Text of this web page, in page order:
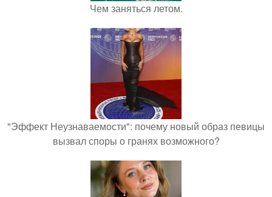
Чем заняться летом.
"Эффект Неузнаваемости": почему новый образ певицы
вызвал споры о гранях возможного?